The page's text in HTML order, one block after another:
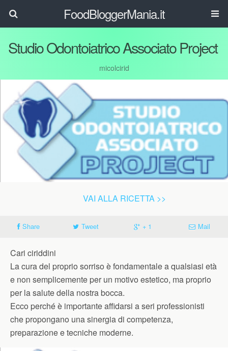
FoodBloggerMania.it
Studio Odontoiatrico Associato Project
micolcirid
VAI ALLA RICETTA >>
Share Tweet + 1 Mail
Cari ciriddini
La cura del proprio sorriso è fondamentale a qualsiasi età
e non semplicemente per un motivo estetico, ma proprio
per la salute della nostra bocca.
Ecco perché è importante affidarsi a seri professionisti
che propongano una sinergia di competenza,
preparazione e tecniche moderne.